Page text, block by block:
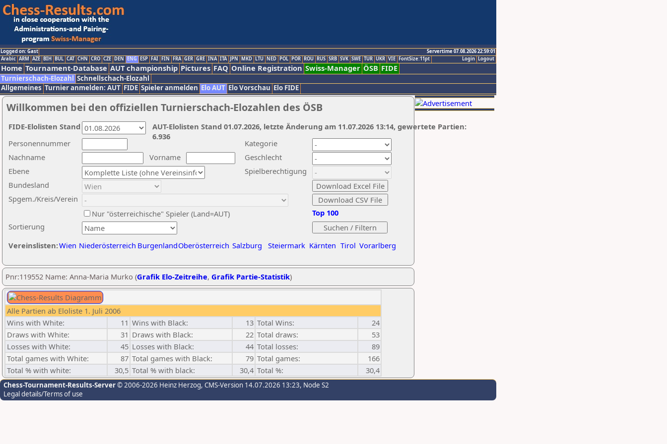
Logged on: Gast
Servertime 07.08.2026 22:59:01
Logout
Login
Arabic ARM AZE BIH BUL CAT CHN CRO CZE DEN ENG ESP FAI FIN FRA GER GRE INA ITA JPN MKD LTU NED POL POR ROU RUS SRB SVK SWE TUR UKR VIE FontSize:11pt
Home Tournament-Database AUT championship Pictures FAQ Online Registration Swiss-Manager ÖSB FIDE
Turnierschach-Elozahl Schnellschach-Elozahl
Allgemeines Turnier anmelden: AUT FIDE Spieler anmelden Elo AUT Elo Vorschau Elo FIDE
Willkommen bei den offiziellen Turnierschach-Elozahlen des ÖSB
Nachname
Vorname
Ebene
Kategorie
Sortierung
Personennummer
Bundesland
Spgem./Kreis/Verein
Geschlecht
Nur "österreichische" Spieler (Land=AUT)
Spielberechtigung
Vereinslisten:Wien Niederösterreich BurgenlandOberösterreich Salzburg Steiermark Kärnten Tirol Vorarlberg
Top 100
AUT-Elolisten Stand 01.07.2026, letzte Änderung am 11.07.2026 13:14, gewertete Partien:
6.936
FIDE-Elolisten Stand
Pnr:119552 Name: Anna-Maria Murko (Grafik Elo-Zeitreihe, Grafik Partie-Statistik)
Alle Partien ab Eloliste 1. Juli 2006
Wins with White:
11 Wins with Black: 13 Total Wins:
24
Draws with White:
31 Draws with Black: 22 Total draws:
53
Losses with White:
45 Losses with Black: 44 Total losses:
89
Total games with White:
87 Total games with Black: 79 Total games:
166
Total % with white:
30,5 Total % with black: 30,4 Total %: 30,4
Chess-Tournament-Results-Server© 2006-2026 Heinz Herzog, CMS-Version 14.07.2026 13:23, Node S2
Legal details/Terms of use